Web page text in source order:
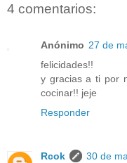
4 comentarios:
Anónimo 27 de
felicidades!!
y gracias a ti por
cocinar!! jeje
Responder
Rcok
30 de